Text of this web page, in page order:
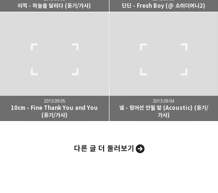
이적 - 하늘을 달리다 (듣기/가사) 딘딘 - Fresh Boy (@ 쇼미더머니2)
10cm - Fine Thank You and You
(듣기/가사)
2013.09.05
넬 - 믿어선 안될 말 (Acoustic) (듣기/
가사)
2013.09.04
다른 글 더 둘러보기